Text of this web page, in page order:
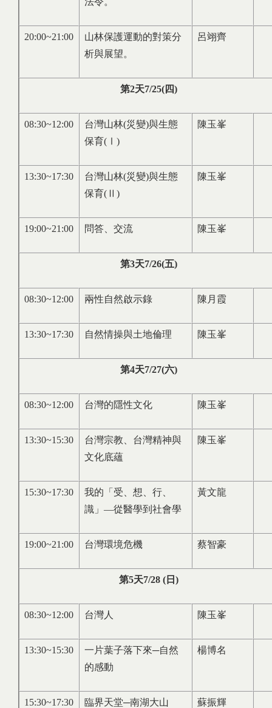
20:00~21:00
山林保護運動的對策分
析與展望。
呂翊齊
第2天7/25(四)
08:30~12:00
台灣山林(災變)與生態
保育(Ⅰ)
陳玉峯
13:30~17:30
台灣山林(災變)與生態
保育(Ⅱ)
陳玉峯
19:00~21:00 問答、交流 陳玉峯
第3天7/26(五)
08:30~12:00 兩性自然啟示錄 陳月霞
13:30~17:30 自然情操與土地倫理 陳玉峯
第4天7/27(六)
08:30~12:00 台灣的隱性文化 陳玉峯
13:30~15:30
台灣宗教、台灣精神與
文化底蘊
陳玉峯
15:30~17:30
我的「受、想、行、
識」—從醫學到社會學
黃文龍
19:00~21:00 台灣環境危機 蔡智豪
第5天7/28 ( 日 )
08:30~12:00 台灣人 陳玉峯
13:30~15:30
一片葉子落下來─自然
的感動
楊博名
15:30~17:30 臨界天堂─南湖大山 蘇振輝